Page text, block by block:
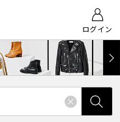
ログイン